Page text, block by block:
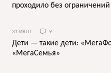
проходило без ограничений
31 ИЮЛ 9
Дети — такие дети:
«МегаСемья»